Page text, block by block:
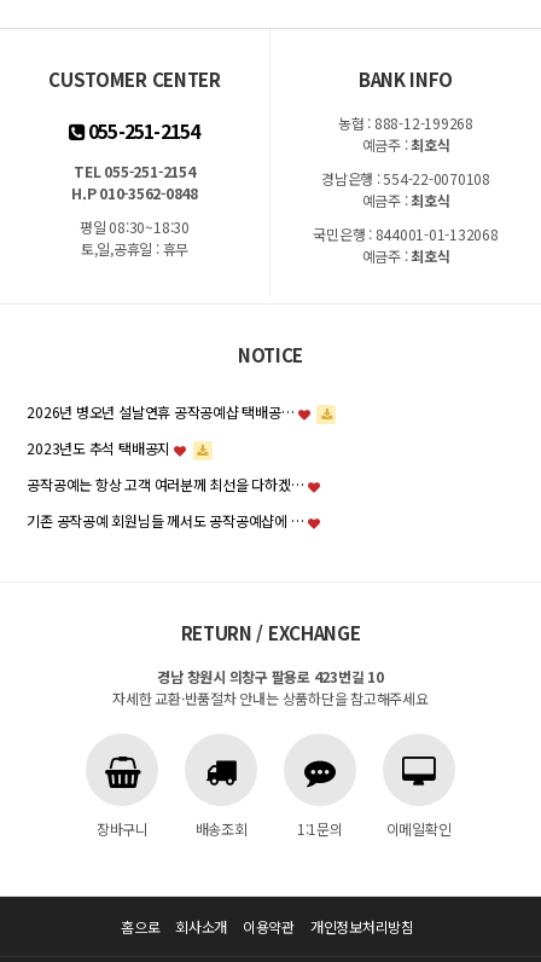
CUSTOMER CENTER
055-251-2154
TEL 055-251-2154
H.P 010-3562-0848
평일 08:30~18:30
토,일,공휴일 : 휴무
BANK INFO
농협 : 888-12-199268
예금주 :최호식
경남은행 : 554-22-0070108
예금주 :최호식
국민은행 : 844001-01-132068
예금주 :최호식
NOTICE
2026년 병오년 설날연휴 공작공예샵 택배공…
2023년도 추석 택배공지
공작공예는 항상 고객 여러분께 최선을 다하겠…
기존 공작공예 회원님들 께서도 공작공예샵에 …
RETURN / EXCHANGE
경남 창원시 의창구 팔용로 423번길 10
자세한 교환·반품절차 안내는 상품하단을 참고해주세요
장바구니 배송조회 1:1문의 이메일확인
홈으로 회사소개 이용약관 개인정보처리방침